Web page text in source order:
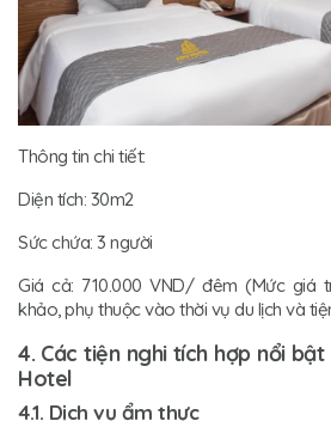
Thông tin chi tiết:
Diện tích: 30m2
Sức chứa: 3 người
Giá cả: 710.000 VND/ đêm (Mức giá
khảo, phụ thuộc vào thời vụ du lịch và
4. Các tiện nghi tích hợp nổi
Hotel
4.1. Dịch vụ ẩm thực